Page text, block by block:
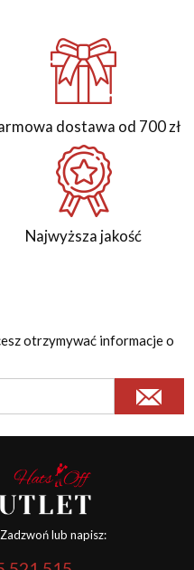
dostawa od 700 zł
Najwyższa jakość
otrzymywać informacje o
lub napisz: